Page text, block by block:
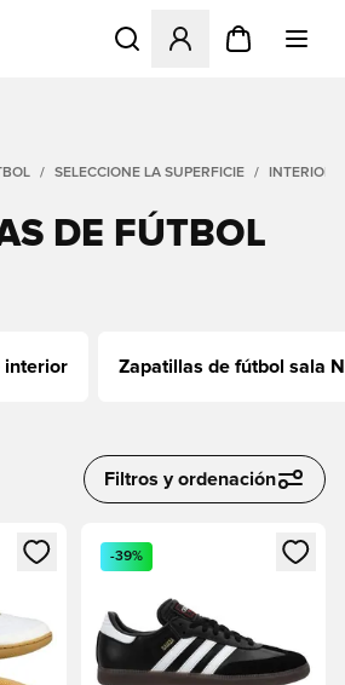
Abre un modal para iniciar
SELECCIONE LA SUPERFICIE INTERIOR
DE FÚTBOL
interior Zapatillas de fútbol sala
Filtros y ordenación
iniciar sesión o registrarse como
Abre un modal para iniciar
-39%